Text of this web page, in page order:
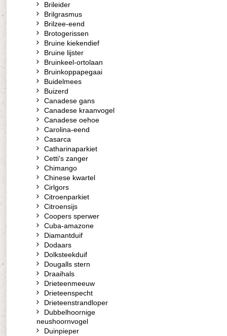
Brileider
Brilgrasmus
Brilzee-eend
Brotogerissen
Bruine kiekendief
Bruine lijster
Bruinkeel-ortolaan
Bruinkoppapegaai
Buidelmees
Buizerd
Canadese gans
Canadese kraanvogel
Canadese oehoe
Carolina-eend
Casarca
Catharinaparkiet
Cetti's zanger
Chimango
Chinese kwartel
Cirlgors
Citroenparkiet
Citroensijs
Coopers sperwer
Cuba-amazone
Diamantduif
Dodaars
Dolksteekduif
Dougalls stern
Draaihals
Drieteenmeeuw
Drieteenspecht
Drieteenstrandloper
Dubbelhoornige
neushoornvogel
Duinpieper